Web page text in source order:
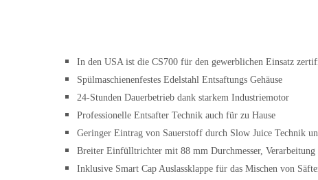
In den USA ist die CS700 für den gewerblichen Einsatz
Spülmaschienenfestes Edelstahl Entsaftungs Gehäuse
24-Stunden Dauerbetrieb dank starkem Industriemotor
Professionelle Entsafter Technik auch für zu Hause
Geringer Eintrag von Sauerstoff durch Slow Juice Technik
Breiter Einfülltrichter mit 88 mm Durchmesser,
Inklusive Smart Cap Auslassklappe für das Mischen von